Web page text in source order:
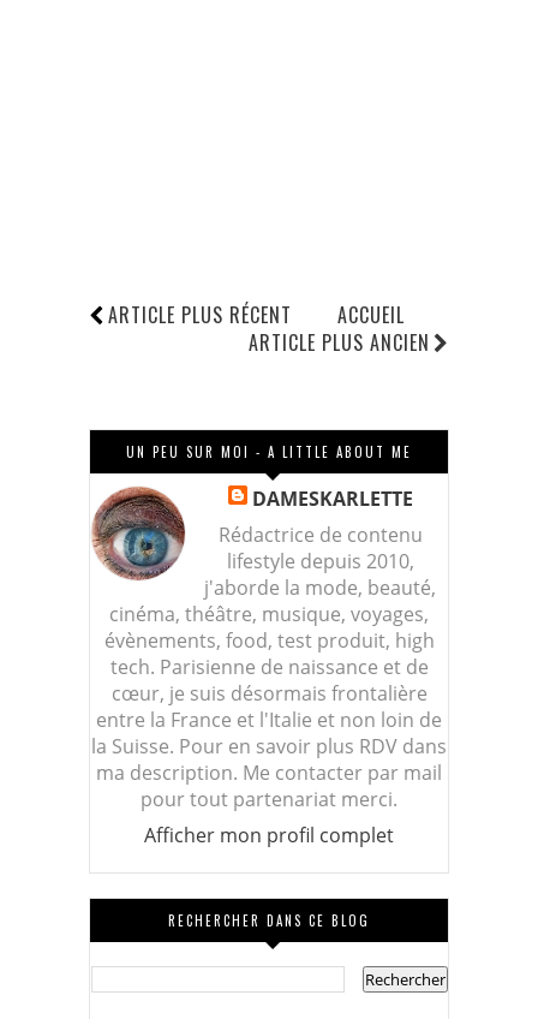
ARTICLE PLUS RÉCENT
ARTICLE PLUS ANCIEN
ACCUEIL
UN PEU SUR MOI - A LITTLE ABOUT ME
DAMESKARLETTE
Rédactrice de contenu
lifestyle depuis 2010,
j'aborde la mode, beauté,
cinéma, théâtre, musique, voyages,
évènements, food, test produit, high
tech. Parisienne de naissance et de
cœur, je suis désormais frontalière
entre la France et l'Italie et non loin de
la Suisse. Pour en savoir plus RDV dans
ma description. Me contacter par mail
pour tout partenariat merci.
Afficher mon profil complet
RECHERCHER DANS CE BLOG